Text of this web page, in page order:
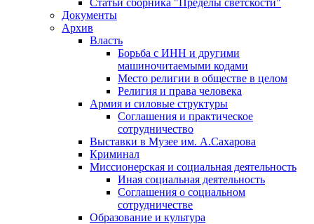
Статьи сборника "Пределы светскости"
Документы
Архив
Власть
Борьба с ИНН и другими
машиночитаемыми кодами
Место религии в обществе в целом
Религия и права человека
Армия и силовые структуры
Соглашения и практическое
сотрудничество
Выставки в Музее им. А.Сахарова
Криминал
Миссионерская и социальная деятельность
Иная социальная деятельность
Соглашения о социальном
сотрудничестве
Образование и культура